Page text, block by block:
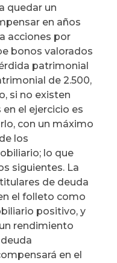
quedar un
en años
acciones por
bonos valorados
patrimonial
de 2.500,
si no existen
el ejercicio es
con un máximo
los
lo que
siguientes. La
de deuda
el folleto como
positivo, y
rendimiento
en el